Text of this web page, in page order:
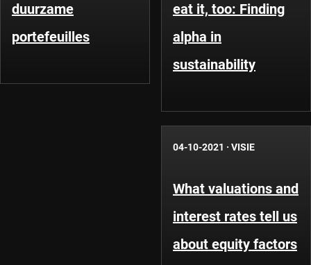
duurzame
portefeuilles
eat it, too: Finding
alpha in
sustainability
04-10-2021 · VISIE
What valuations and
interest rates tell us
about equity factors